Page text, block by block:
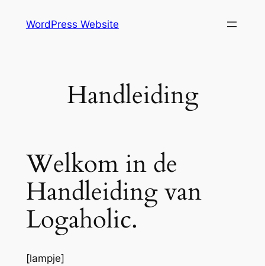
WordPress Website
Handleiding
Welkom in de
Handleiding van
Logaholic.
[lampje]